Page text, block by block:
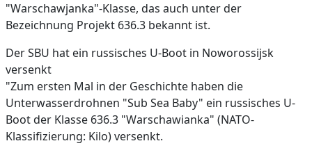
"Warschawjanka"-Klasse, das auch unter der
Bezeichnung Projekt 636.3 bekannt ist.
Der SBU hat ein russisches U-Boot in Noworossijsk
versenkt
"Zum ersten Mal in der Geschichte haben die
Unterwasserdrohnen "Sub Sea Baby" ein russisches U-
Boot der Klasse 636.3 "Warschawianka" (NATO-
Klassifizierung: Kilo) versenkt.